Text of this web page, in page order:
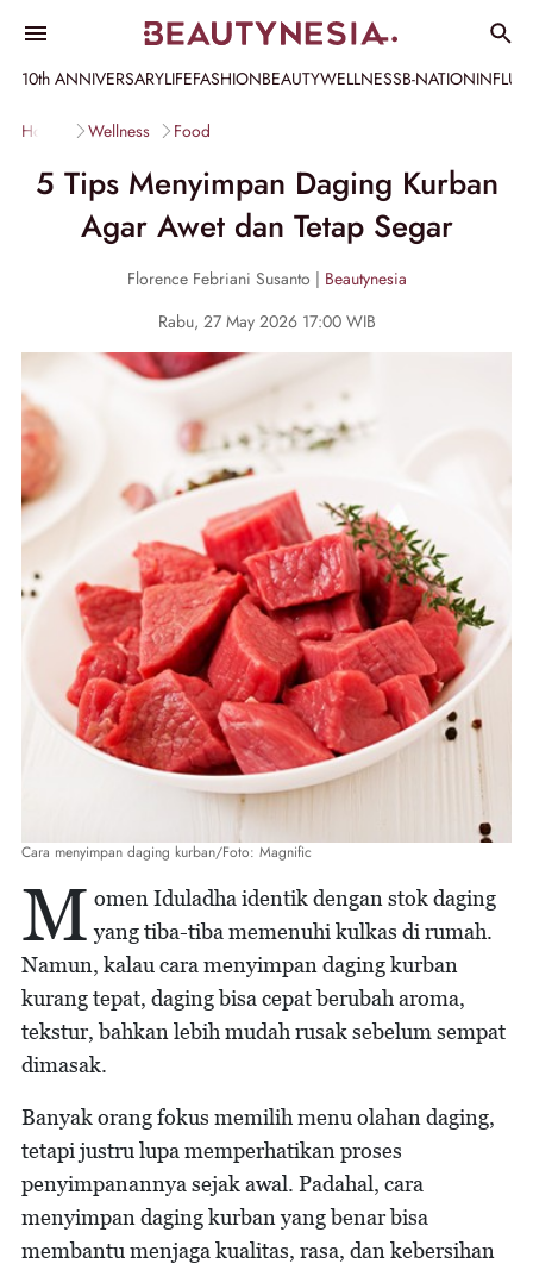
10th ANNIVERSARYLIFEFASHIONBEAUTYWELLNESSB-NATION
Home Wellness Food
5 Tips Menyimpan Daging Kurban
Agar Awet dan Tetap Segar
Florence Febriani Susanto | Beautynesia
Rabu, 27 May 2026 17:00 WIB
Cara menyimpan daging kurban/Foto: Magnific
M omen Iduladha identik dengan stok daging
yang tiba-tiba memenuhi kulkas di rumah.
Namun, kalau cara menyimpan daging kurban
kurang tepat, daging bisa cepat berubah aroma,
tekstur, bahkan lebih mudah rusak sebelum sempat
dimasak.
Banyak orang fokus memilih menu olahan daging,
tetapi justru lupa memperhatikan proses
penyimpanannya sejak awal. Padahal, cara
menyimpan daging kurban yang benar bisa
membantu menjaga kualitas, rasa, dan kebersihan